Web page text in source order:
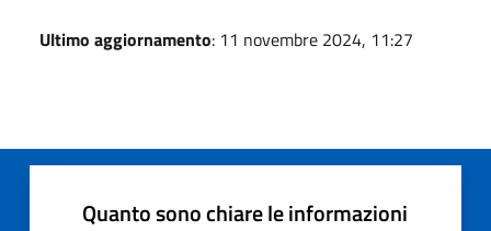
Ultimo aggiornamento: 11 novembre 2024, 11:27
Quanto sono chiare le informazioni